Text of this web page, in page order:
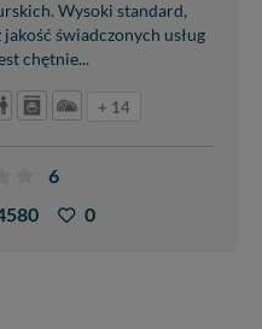
Wysoki standard,
świadczonych usług
chętnie...
+ 14
6
0